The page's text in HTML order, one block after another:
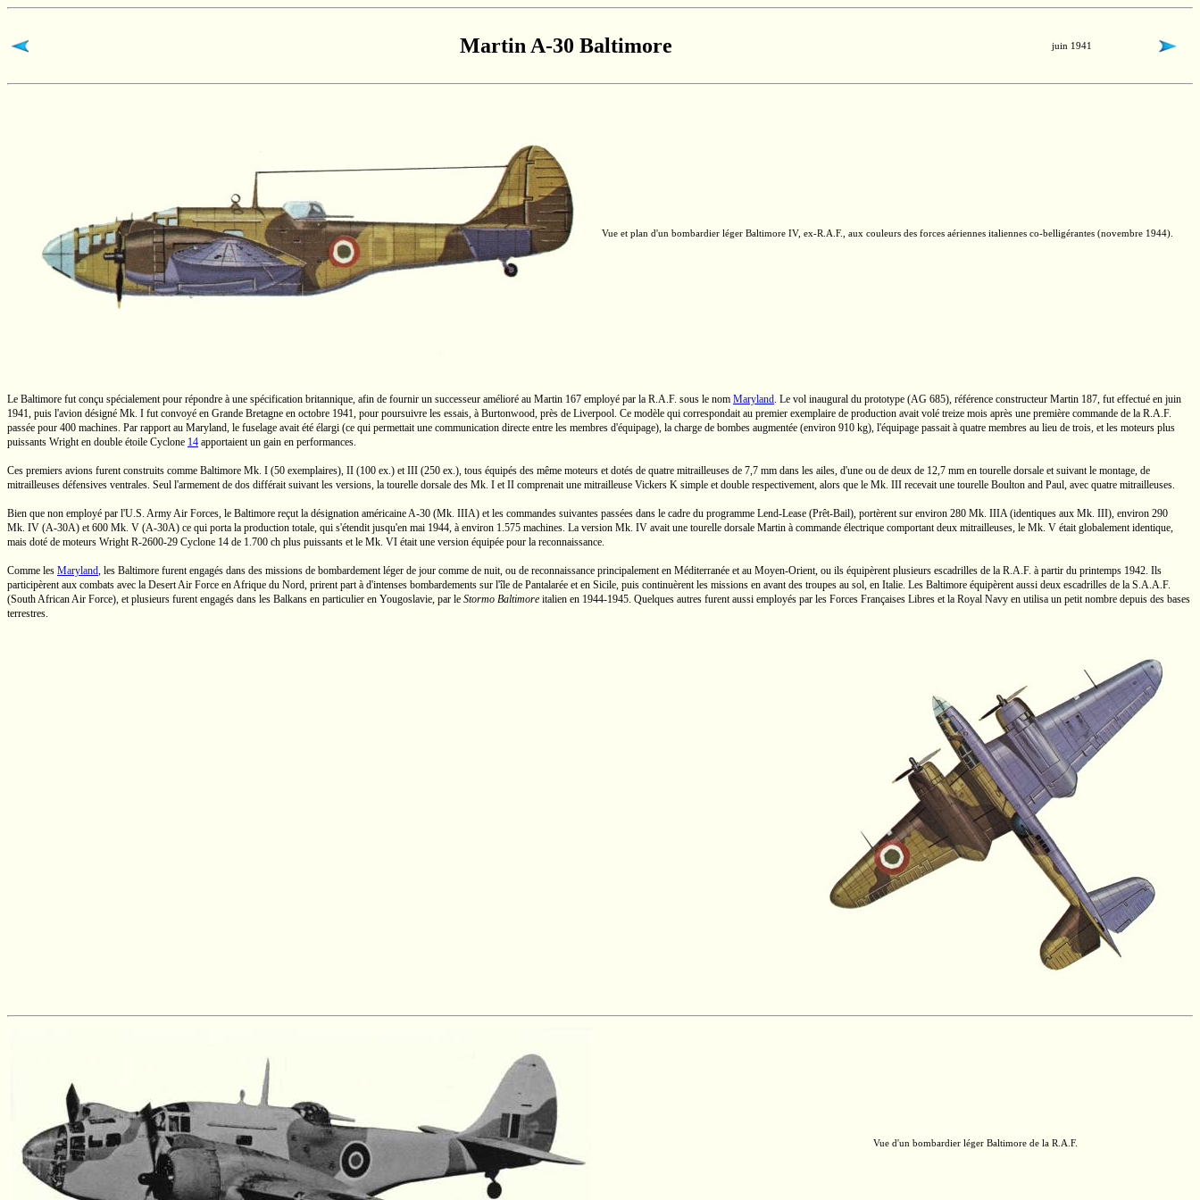
Martin A-30 Baltimore juin 1941
Vue et plan d'un bombardier léger Baltimore IV, ex-R.A.F., aux couleurs des forces aériennes italiennes co-belligérantes (novembre 1944).
Le Baltimore fut conçu spécialement pour répondre à une spécification britannique, afin de fournir un successeur amélioré au Martin 167 employé par la R.A.F. sous le nom Maryland. Le vol inaugural du prototype (AG 685), référence constructeur Martin 187, fut effectué en juin
1941, puis l'avion désigné Mk. I fut convoyé en Grande Bretagne en octobre 1941, pour poursuivre les essais, à Burtonwood, près de Liverpool. Ce modèle qui correspondait au premier exemplaire de production avait volé treize mois après une première commande de la R.A.F.
passée pour 400 machines. Par rapport au Maryland, le fuselage avait été élargi (ce qui permettait une communication directe entre les membres d'équipage), la charge de bombes augmentée (environ 910 kg), l'équipage passait à quatre membres au lieu de trois, et les moteurs plus
puissants Wright en double étoile Cyclone 14 apportaient un gain en performances.
Ces premiers avions furent construits comme Baltimore Mk. I (50 exemplaires), II (100 ex.) et III (250 ex.), tous équipés des même moteurs et dotés de quatre mitrailleuses de 7,7 mm dans les ailes, d'une ou de deux de 12,7 mm en tourelle dorsale et suivant le montage, de
mitrailleuses défensives ventrales. Seul l'armement de dos différait suivant les versions, la tourelle dorsale des Mk. I et II comprenait une mitrailleuse Vickers K simple et double respectivement, alors que le Mk. III recevait une tourelle Boulton and Paul, avec quatre mitrailleuses.
Bien que non employé par l'U.S. Army Air Forces, le Baltimore reçut la désignation américaineA-30 (Mk. IIIA) et les commandes suivantes passées dans le cadre du programme Lend-Lease (Prêt-Bail), portèrent sur environ 280 Mk. IIIA(identiques aux Mk. III), environ 290
Mk. IV (A-30A) et 600 Mk. V (A-30A) ce qui porta la production totale, qui s'étendit jusqu'en mai 1944, à environ 1.575 machines. La version Mk. IV avait une tourelle dorsale Martin à commande électrique comportant deux mitrailleuses, le Mk. V était globalement identique,
mais doté de moteurs WrightR-2600-29 Cyclone 14 de 1.700 ch plus puissants et le Mk. VI était une version équipée pour la reconnaissance.
Comme les Maryland, les Baltimore furent engagés dans des missions de bombardement léger de jour comme de nuit, ou de reconnaissance principalement en Méditerranée et au Moyen-Orient, ou ils équipèrent plusieurs escadrilles de la R.A.F. à partir du printemps 1942. Ils
participèrent aux combats avec la Desert Air Force en Afrique du Nord, prirent part à d'intenses bombardements sur l'île de Pantalarée et en Sicile, puis continuèrent les missions en avant des troupes au sol, en Italie. Les Baltimore équipèrent aussi deux escadrilles de la S.A.A.F.
(South African Air Force), et plusieurs furent engagés dans les Balkans en particulier en Yougoslavie, par le Stormo Baltimore italien en 1944-1945. Quelques autres furent aussi employés par les Forces Françaises Libres et la Royal Navy en utilisa un petit nombre depuis des bases
terrestres.
Vue d'un bombardier léger Baltimore de la R.A.F.